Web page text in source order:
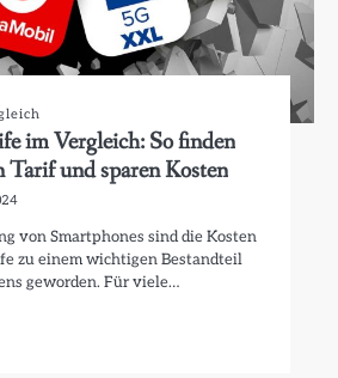
im Vergleich: So finden
Tarif und sparen Kosten
von Smartphones sind die Kosten
zu einem wichtigen Bestandteil
geworden. Für viele…